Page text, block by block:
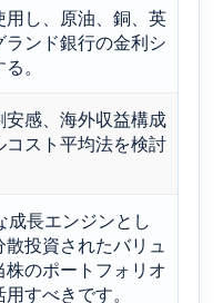
用し、原油、銅、英
ランド銀行の金利シ
。
安感、海外収益構成
コスト平均法を検討
成長エンジンとし
投資されたバリュ
株のポートフォリオ
すべきです。